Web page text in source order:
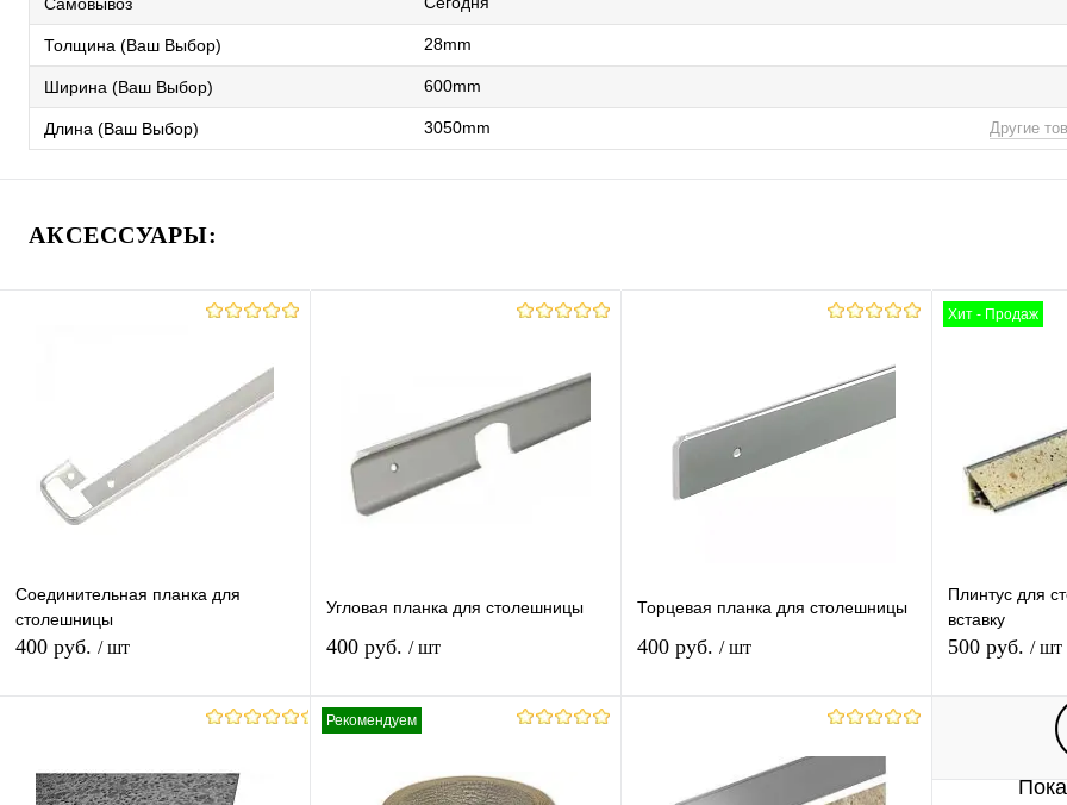
Толщина (Ваш Выбор) 28mm
Ширина (Ваш Выбор) 600mm
Длина (Ваш Выбор) 3050mm Другие
АКСЕССУАРЫ:
Соединительная планка для
столешницы
400 руб. / шт
Купить в 1 клик К сравнению
Угловая планка для столешницы
400 руб. / шт
Купить в 1 клик К сравнению
Торцевая планка для столешницы
400 руб. / шт
Купить в 1 клик К сравнению
Хит - Продаж
Плинтус для
вставку
500 руб. / шт
Купить в 1
Рекомендуем